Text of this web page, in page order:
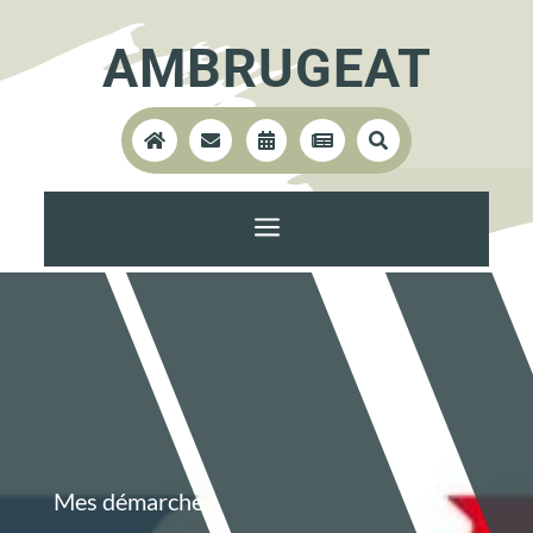
AMBRUGEAT
    
a
Mes démarches